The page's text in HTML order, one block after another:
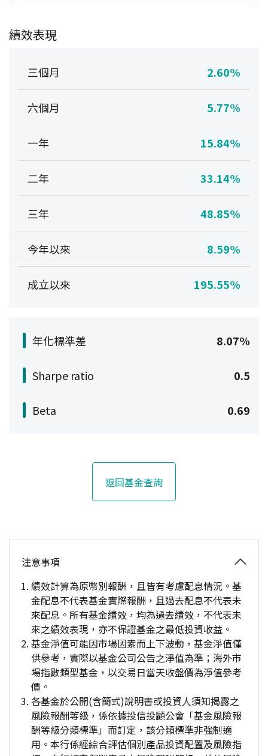
績效表現
三個月 2.60%
六個月 5.77%
一年 15.84%
二年 33.14%
三年 48.85%
今年以來 8.59%
成立以來 195.55%
年化標準差 8.07%
Sharpe ratio 0.5
Beta 0.69
返回基金查詢
注意事項
績效計算為原幣別報酬，且皆有考慮配息情況。基
金配息不代表基金實際報酬，且過去配息不代表未
來配息。所有基金績效，均為過去績效，不代表未
來之績效表現，亦不保證基金之最低投資收益。
基金淨值可能因市場因素而上下波動，基金淨值僅
供參考，實際以基金公司公告之淨值為準；海外市
場指數類型基金，以交易日當天收盤價為淨值參考
價。
各基金於公開(含簡式)說明書或投資人須知揭露之
風險報酬等級，係依據投信投顧公會「基金風險報
酬等級分類標準」而訂定，該分類標準非強制適
用。本行係經綜合評估個別產品投資配置及風險指